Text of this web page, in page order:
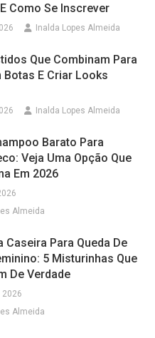
Como Se Inscrever
Inalda Lopes Almeida
Que Combinam Para
Botas E Criar Looks
Inalda Lopes Almeida
Barato Para
Veja Uma Opção Que
Em 2026
Almeida
Caseira Para Queda De
5 Misturinhas Que
De Verdade
2026
Almeida